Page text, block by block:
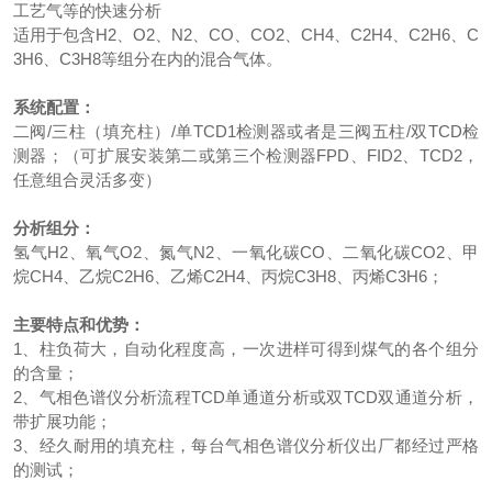
工艺气等的快速分析
适用于包含H2、O2、N2、CO、CO2、CH4、C2H4、C2H6、C
3H6、C3H8等组分在内的混合气体。
系统配置：
二阀/三柱（填充柱）/单TCD1检测器或者是三阀五柱/双TCD检
测器；（可扩展安装第二或第三个检测器FPD、FID2、TCD2，
任意组合灵活多变）
分析组分：
氢气H2、氧气O2、氮气N2、一氧化碳CO、二氧化碳CO2、甲
烷CH4、乙烷C2H6、乙烯C2H4、丙烷C3H8、丙烯C3H6；
主要特点和优势：
1、柱负荷大，自动化程度高，一次进样可得到煤气的各个组分
的含量；
2、气相色谱仪分析流程TCD单通道分析或双TCD双通道分析，
带扩展功能；
3、经久耐用的填充柱，每台气相色谱仪分析仪出厂都经过严格
的测试；